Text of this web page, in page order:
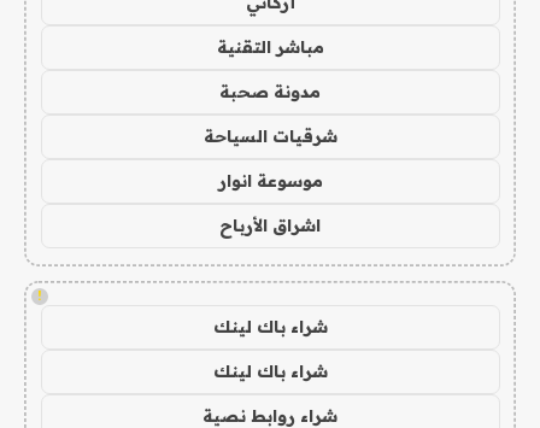
مباشر التقنية
مدونة صحبة
شرقيات السياحة
موسوعة انوار
اشراق الأرباح
!
شراء باك لينك
شراء باك لينك
شراء روابط نصية